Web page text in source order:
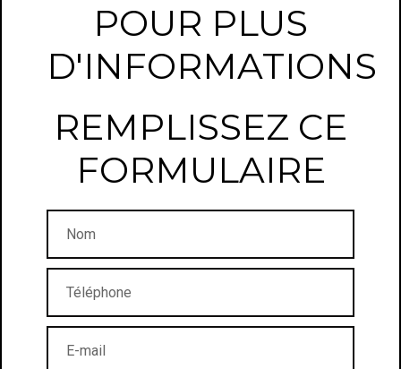
POUR PLUS
D'INFORMATIONS
REMPLISSEZ CE
FORMULAIRE